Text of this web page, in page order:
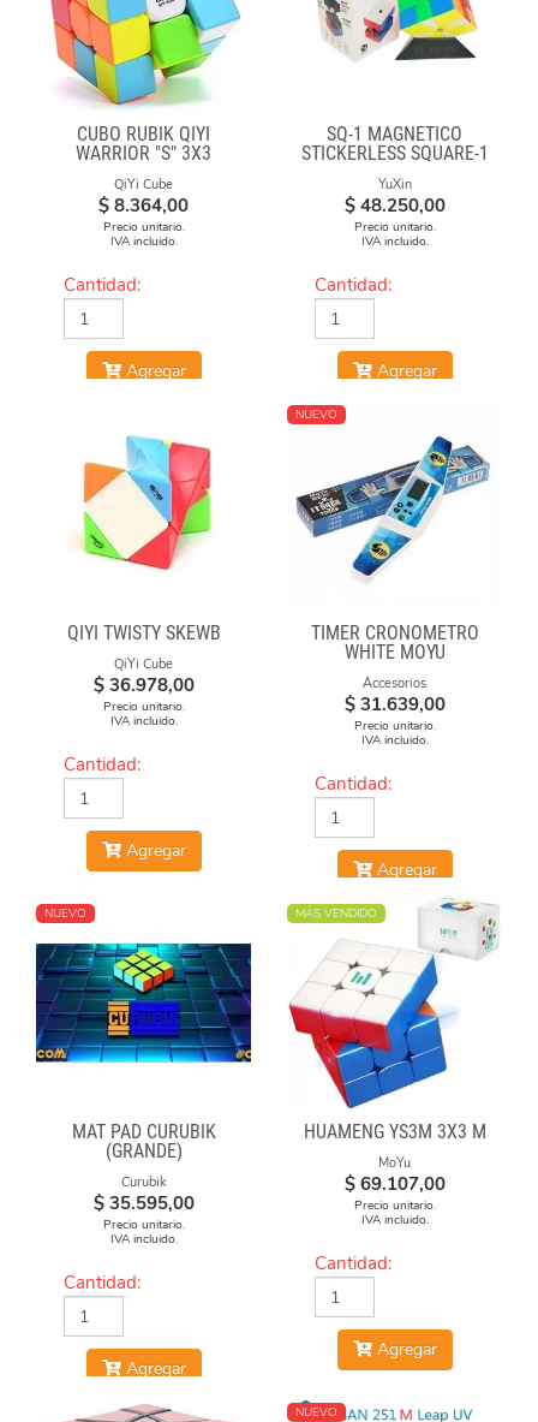
CUBO RUBIK QIYI
WARRIOR "S" 3X3
STICKERLESS
QiYi Cube
$ 8.364,00
Precio unitario.
IVA incluido.
Cantidad:
Agregar
SQ-1 MAGNÉTICO
STICKERLESS SQUARE-1
YuXin
$ 48.250,00
Precio unitario.
IVA incluido.
Cantidad:
Agregar
QIYI TWISTY SKEWB
QiYi Cube
$ 36.978,00
Precio unitario.
IVA incluido.
Cantidad:
Agregar
NUEVO
TIMER CRONÓMETRO
WHITE MOYU
Accesorios
$ 31.639,00
Precio unitario.
IVA incluido.
Cantidad:
Agregar
NUEVO
MAT PAD CURUBIK
(GRANDE)
Curubik
$ 35.595,00
Precio unitario.
IVA incluido.
Cantidad:
Agregar
MÁS VENDIDO
HUAMENG YS3M 3X3 M
MoYu
$ 69.107,00
Precio unitario.
IVA incluido.
Cantidad:
Agregar
NUEVO